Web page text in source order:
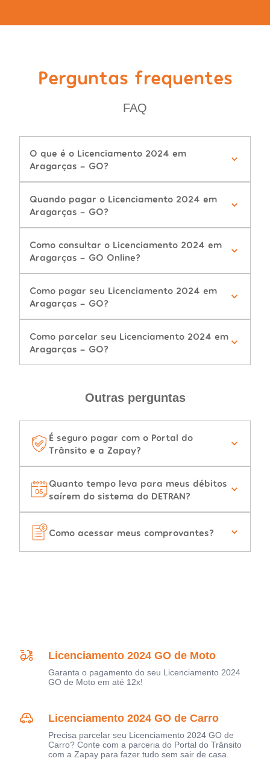
Perguntas frequentes
FAQ
O que é o Licenciamento 2024 em
Aragarças - GO?
Quando pagar o Licenciamento 2024 em
Aragarças - GO?
Como consultar o Licenciamento 2024 em
Aragarças - GO Online?
Como pagar seu Licenciamento 2024 em
Aragarças - GO?
Como parcelar seu Licenciamento 2024 em
Aragarças - GO?
Outras perguntas
É seguro pagar com o Portal do
Trânsito e a Zapay?
Quanto tempo leva para meus débitos
saírem do sistema do DETRAN?
Como acessar meus comprovantes?
Licenciamento 2024 GO de Moto
Garanta o pagamento do seu Licenciamento 2024
GO de Moto em até 12x!
Licenciamento 2024 GO de Carro
Precisa parcelar seu Licenciamento 2024 GO de
Carro? Conte com a parceria do Portal do Trânsito
com a Zapay para fazer tudo sem sair de casa.